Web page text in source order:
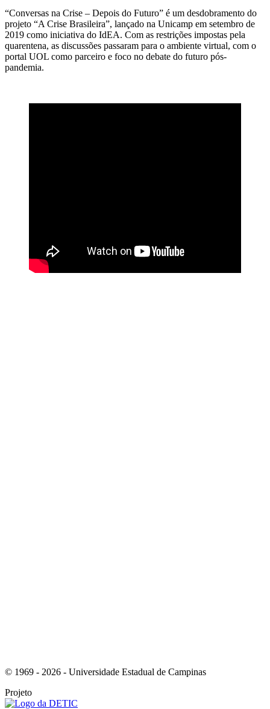
“Conversas na Crise – Depois do Futuro” é um desdobramento do
projeto “A Crise Brasileira”, lançado na Unicamp em setembro de
2019 como iniciativa do IdEA. Com as restrições impostas pela
quarentena, as discussões passaram para o ambiente virtual, com o
portal UOL como parceiro e foco no debate do futuro pós-
pandemia.
© 1969 - 2026 - Universidade Estadual de Campinas
Projeto